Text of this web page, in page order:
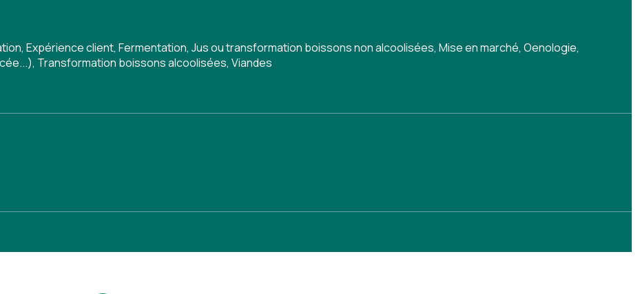
, Expérience client, Fermentation, Jus ou transformation boissons non alcoolisées, Mise en marché, Oenologie,
, Transformation boissons alcoolisées, Viandes